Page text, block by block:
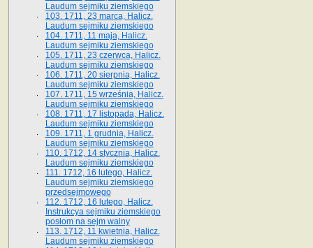
Laudum sejmiku ziemskiego
103. 1711, 23 marca, Halicz.
Laudum sejmiku ziemskiego
104. 1711, 11 maja, Halicz.
Laudum sejmiku ziemskiego
105. 1711, 23 czerwca, Halicz.
Laudum sejmiku ziemskiego
106. 1711, 20 sierpnia, Halicz.
Laudum sejmiku ziemskiego
107. 1711, 15 września, Halicz.
Laudum sejmiku ziemskiego
108. 1711, 17 listopada, Halicz.
Laudum sejmiku ziemskiego
109. 1711, 1 grudnia, Halicz.
Laudum sejmiku ziemskiego
110. 1712, 14 stycznia, Halicz.
Laudum sejmiku ziemskiego
111. 1712, 16 lutego, Halicz.
Laudum sejmiku ziemskiego
przedsejmowego
112. 1712, 16 lutego, Halicz.
Instrukcya sejmiku ziemskiego
posłom na sejm walny
113. 1712, 11 kwietnia, Halicz.
Laudum sejmiku ziemskiego